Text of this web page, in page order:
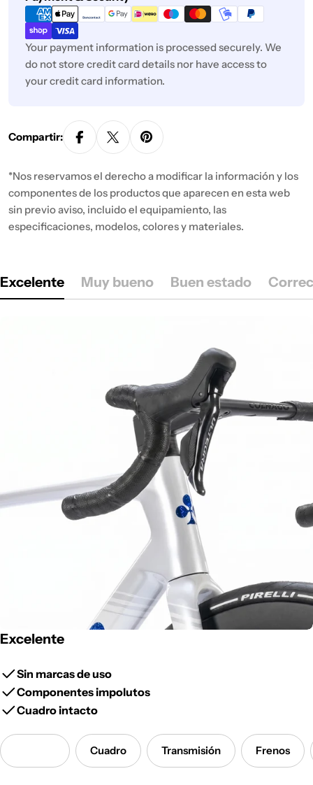
de
pago
Your payment information is processed securely. We
do not store credit card details nor have access to
your credit card information.
Compartir:
*Nos reservamos el derecho a modificar la información y los
componentes de los productos que aparecen en esta web
sin previo aviso, incluido el equipamiento, las
especificaciones, modelos, colores y materiales.
Excelente Muy bueno Buen estado
Excelente
Sin marcasde uso
Componentesimpolutos
Cuadrointacto
Cuadro Transmisión Frenos